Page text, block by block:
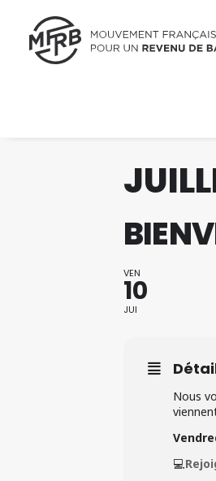
VEN
10
JUI
Nous
💻